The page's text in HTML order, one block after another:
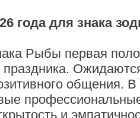
года для знака
Рыбы первая
праздника.
общения.
и